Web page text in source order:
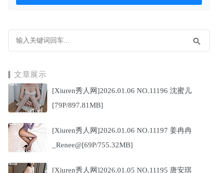
文章展示
[Xiuren秀人网]2026.01.06 NO.11196 沈蜜儿
[79P/897.81MB]
[Xiuren秀人网]2026.01.06 NO.11197 姜冉冉
_Renee@[69P/755.32MB]
[Xiuren秀人网]2026.01.05 NO.11195 唐安琪